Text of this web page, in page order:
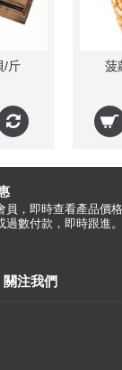
/斤
菠
員，即時查看產品價
過數付款，即時跟進。
注我們